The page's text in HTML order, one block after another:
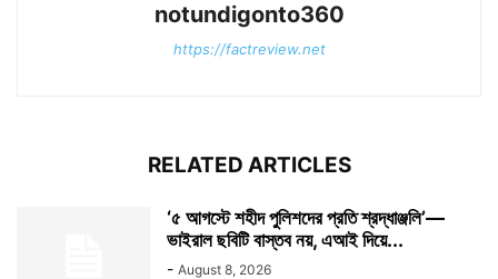
notundigonto360
https://factreview.net
RELATED ARTICLES
‘৫ আগস্টে শহীদ পুলিশদের প্রতি শ্রদ্ধাঞ্জলি’—
ভাইরাল ছবিটি বাস্তব নয়, এআই দিয়ে...
- August 8, 2026